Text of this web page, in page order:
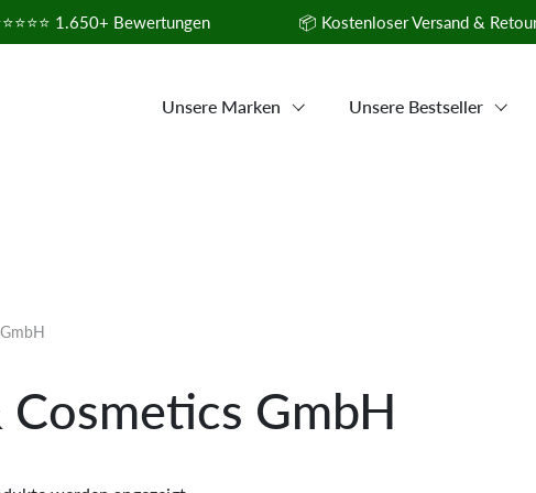
1.650+ Bewertungen 📦 Kostenloser Versand & Retoure ab
Unsere Marken Unsere Bestseller
Cosmetics GmbH